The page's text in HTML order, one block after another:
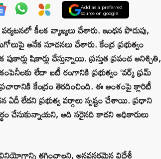
Add as a preferred
source on google
కీలక వ్యాఖ్యలు చేశారు. ఇంధన పొదుపు,
అనేక సూచనలు చేశారు. కేంద్ర ప్రభుత్వం
షికార్లు చేస్తున్నాయి. ప్రస్తుత ప్రపంచ అనిశ్చితి,
లేదా ఐటీ రంగానికి ప్రభుత్వం ‘వర్క్ ఫ్రమ్
కేంద్రం తెరదించింది. ఈ అంశంపై క్లారిటీ
లేదని ప్రభుత్వ వర్గాలు స్పష్టం చేశాయి. ప్రధాని
చేసుకున్నాయని, అది సరైనది కాదని అధికారులు
తగ్గించాలని, అనవసరమైన విదేశీ